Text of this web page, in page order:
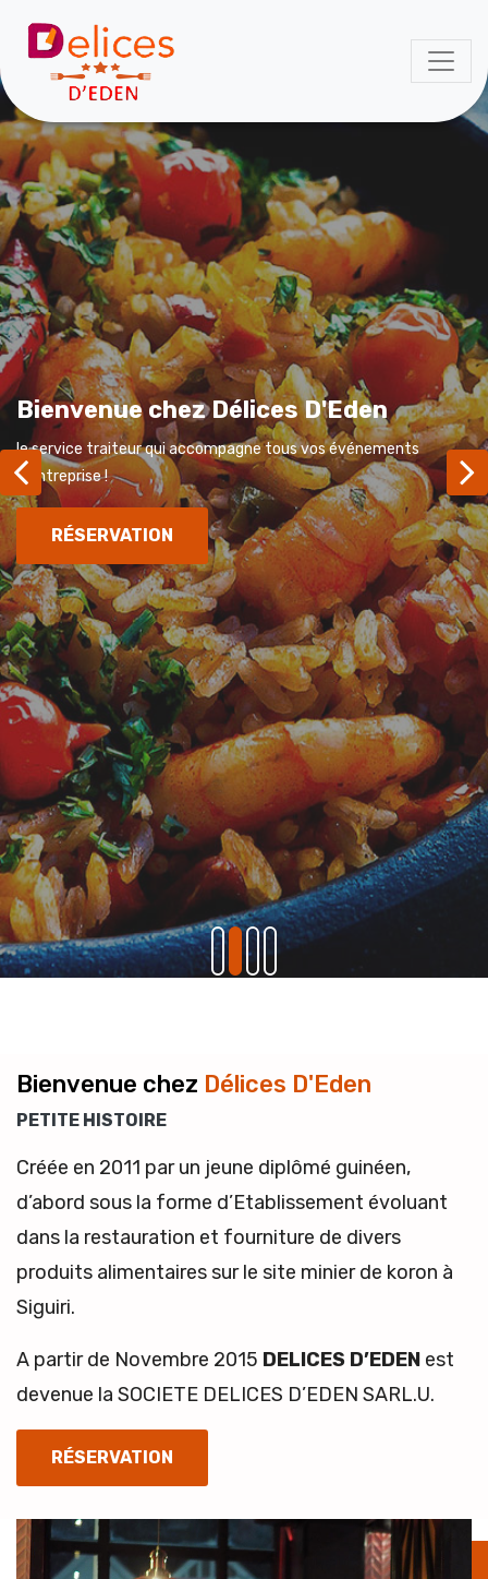
Bienvenue chez Délices D'Eden
le service traiteur qui accompagne tous vos événements
d'entreprise !
RÉSERVATION
Bienvenue chez Délices D'Eden
PETITE HISTOIRE
Créée en 2011 par un jeune diplômé guinéen,
d’abord sous la forme d’Etablissement évoluant
dans la restauration et fourniture de divers
produits alimentaires sur le site minier de koron à
Siguiri.
A partir de Novembre 2015 DELICES D’EDEN est
devenue la SOCIETE DELICES D’EDEN SARL.U.
RÉSERVATION